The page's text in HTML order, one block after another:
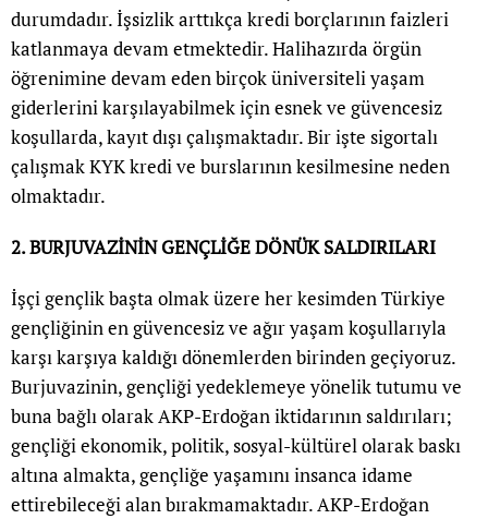
durumdadır. İşsizlik arttıkça kredi borçlarının faizleri
katlanmaya devam etmektedir. Halihazırda örgün
öğrenimine devam eden birçok üniversiteli yaşam
giderlerini karşılayabilmek için esnek ve güvencesiz
koşullarda, kayıt dışı çalışmaktadır. Bir işte sigortalı
çalışmak KYK kredi ve burslarının kesilmesine neden
olmaktadır.
2. BURJUVAZİNİN GENÇLİĞE DÖNÜK SALDIRILARI
İşçi gençlik başta olmak üzere her kesimden Türkiye
gençliğinin en güvencesiz ve ağır yaşam koşullarıyla
karşı karşıya kaldığı dönemlerden birinden geçiyoruz.
Burjuvazinin, gençliği yedeklemeye yönelik tutumu ve
buna bağlı olarak AKP-Erdoğan iktidarının saldırıları;
gençliği ekonomik, politik, sosyal-kültürel olarak baskı
altına almakta, gençliğe yaşamını insanca idame
ettirebileceği alan bırakmamaktadır. AKP-Erdoğan